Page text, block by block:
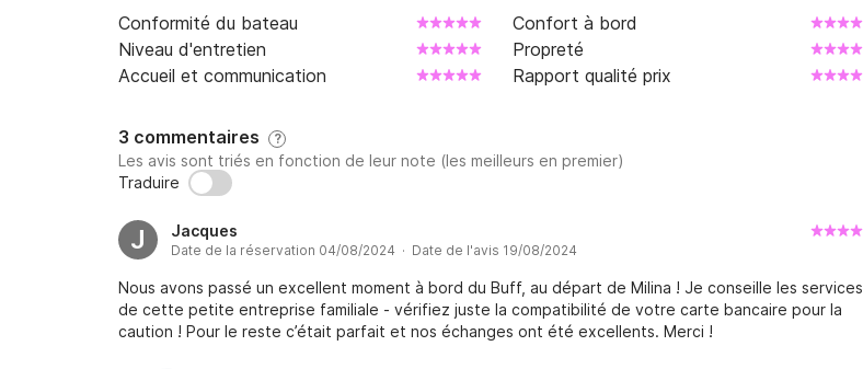
Conformité du bateau
Confort à bord
Niveau d'entretien
Propreté
Accueil et communication
Rapport qualité prix
3 commentaires ?
Les avis sont triés en fonction de leur note (les meilleurs en premier)
Traduire
J Jacques
Date de la réservation 04/08/2024 · Date de l'avis 19/08/2024
Nous avons passé un excellent moment à bord du Buff, au départ de Milina ! Je conseille les services
de cette petite entreprise familiale - vérifiez juste la compatibilité de votre carte bancaire pour la
caution ! Pour le reste c’était parfait et nos échanges ont été excellents. Merci !